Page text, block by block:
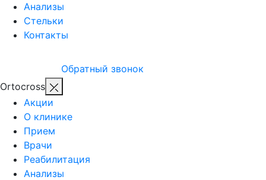
Анализы
Стельки
Контакты
Обратный звонок
Ortocross
Акции
О клинике
Прием
Врачи
Реабилитация
Анализы